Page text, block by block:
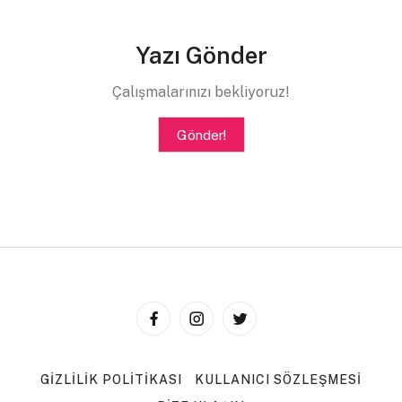
Yazı Gönder
Çalışmalarınızı bekliyoruz!
Gönder!
GIZLILIK POLITIKASI
KULLANICI SÖZLEŞMESI